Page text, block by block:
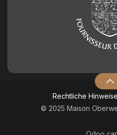
​Rechtliche Hinweise
© 2025 Maison